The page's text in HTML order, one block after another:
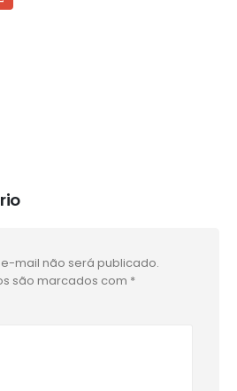
mail não será publicado.
são marcados com *